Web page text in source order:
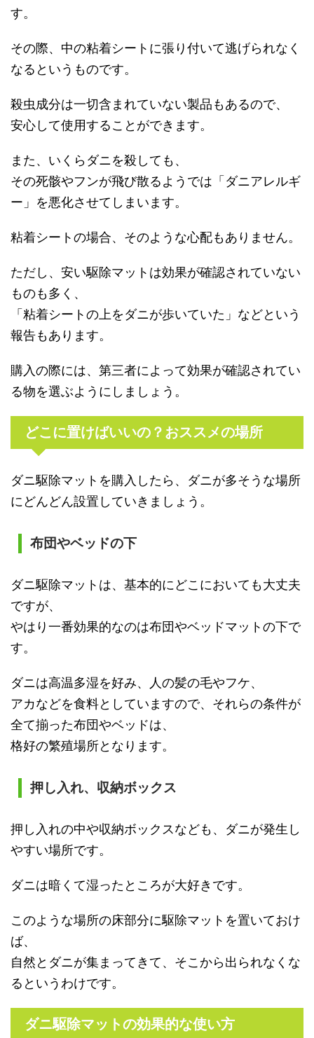
す。
その際、中の粘着シートに張り付いて逃げられなく
なるというものです。
殺虫成分は一切含まれていない製品もあるので、
安心して使用することができます。
また、いくらダニを殺しても、
その死骸やフンが飛び散るようでは「ダニアレルギ
ー」を悪化させてしまいます。
粘着シートの場合、そのような心配もありません。
ただし、安い駆除マットは効果が確認されていない
ものも多く、
「粘着シートの上をダニが歩いていた」などという
報告もあります。
購入の際には、第三者によって効果が確認されてい
る物を選ぶようにしましょう。
どこに置けばいいの？おススメの場所
ダニ駆除マットを購入したら、ダニが多そうな場所
にどんどん設置していきましょう。
布団やベッドの下
ダニ駆除マットは、基本的にどこにおいても大丈夫
ですが、
やはり一番効果的なのは布団やベッドマットの下で
す。
ダニは高温多湿を好み、人の髪の毛やフケ、
アカなどを食料としていますので、それらの条件が
全て揃った布団やベッドは、
格好の繁殖場所となります。
押し入れ、収納ボックス
押し入れの中や収納ボックスなども、ダニが発生し
やすい場所です。
ダニは暗くて湿ったところが大好きです。
このような場所の床部分に駆除マットを置いておけ
ば、
自然とダニが集まってきて、そこから出られなくな
るというわけです。
ダニ駆除マットの効果的な使い方